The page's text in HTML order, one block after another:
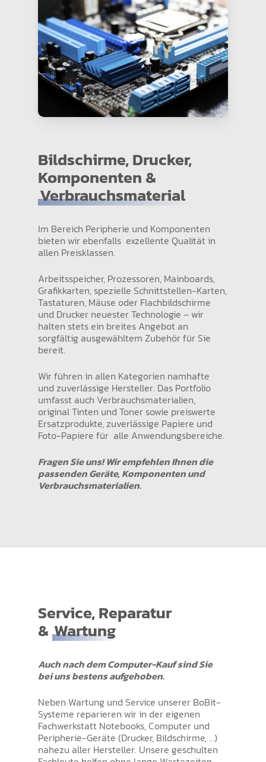
Bildschirme, Drucker,
Komponenten &
Verbrauchsmaterial
Im Bereich Peripherie und Komponenten
bieten wir ebenfalls exzellente Qualität in
allen Preisklassen.
Arbeitsspeicher, Prozessoren, Mainboards,
Grafikkarten, spezielle Schnittstellen-Karten,
Tastaturen, Mäuse oder Flachbildschirme
und Drucker neuester Technologie – wir
halten stets ein breites Angebot an
sorgfältig ausgewähltem Zubehör für Sie
bereit.
Wir führen in allen Kategorien namhafte
und zuverlässige Hersteller. Das Portfolio
umfasst auch Verbrauchsmaterialien,
original Tinten und Toner sowie preiswerte
Ersatzprodukte, zuverlässige Papiere und
Foto-Papiere für alle Anwendungsbereiche.
Fragen Sie uns! Wir empfehlen Ihnen die
passenden Geräte, Komponenten und
Verbrauchsmaterialien.
Service, Reparatur
&Wartung
Auch nach dem Computer-Kauf sind Sie
bei uns bestens aufgehoben.
Neben Wartung und Service unserer BoBit-
Systeme reparieren wir in der eigenen
Fachwerkstatt Notebooks, Computer und
Peripherie-Geräte (Drucker, Bildschirme, …)
nahezu aller Hersteller. Unsere geschulten